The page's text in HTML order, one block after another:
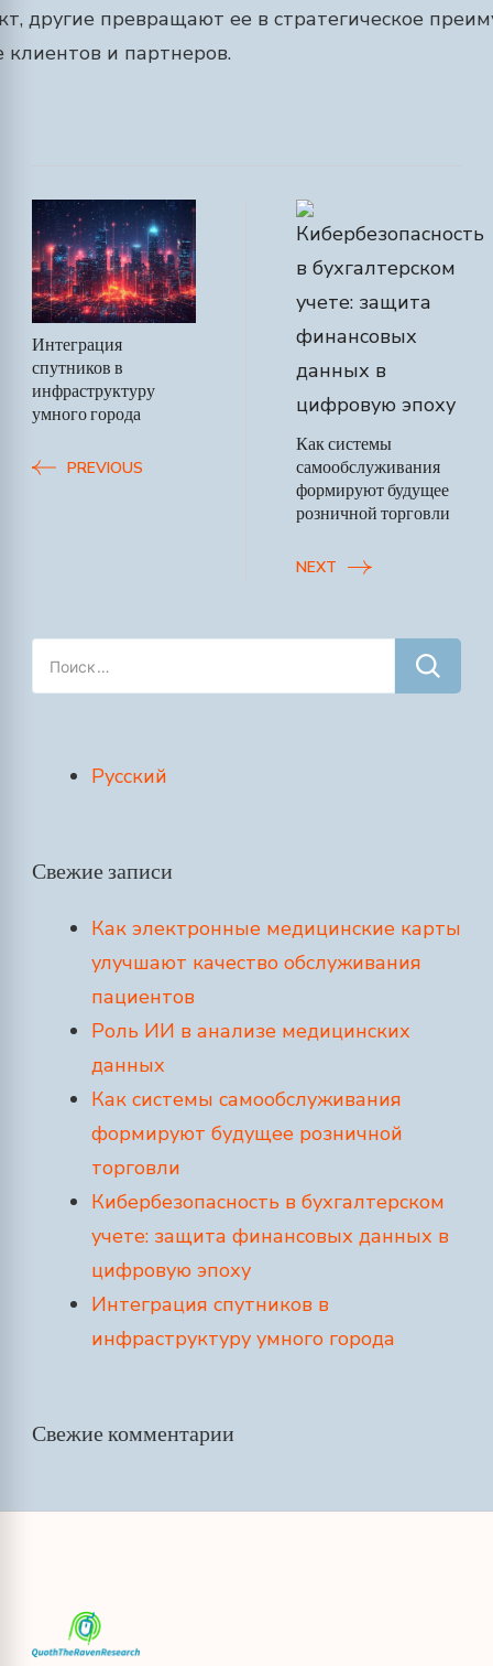
другие превращают ее в стратегическое
клиентов и партнеров.
Post
Navigation
Интеграция
спутников в
инфраструктуру
умного города
PREVIOUS
Как системы
самообслуживания
формируют будущее
розничной торговли
NEXT
Русский
Свежие записи
Как электронные медицинские карты
улучшают качество обслуживания
пациентов
Роль ИИ в анализе медицинских
данных
Как системы самообслуживания
формируют будущее розничной
торговли
Кибербезопасность в бухгалтерском
учете: защита финансовых данных в
цифровую эпоху
Интеграция спутников в
инфраструктуру умного города
Свежие комментарии